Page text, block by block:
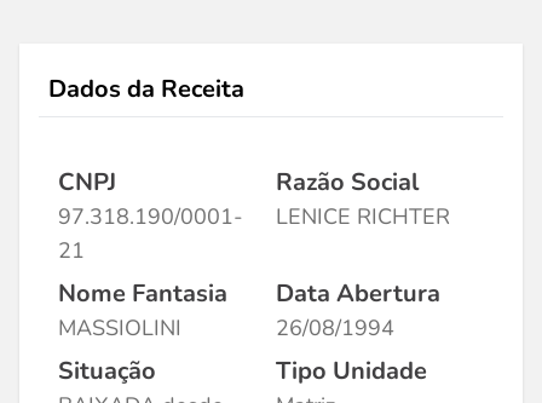
Dados da Receita
CNPJ
97.318.190/0001-
21
Razão Social
LENICE RICHTER
Nome Fantasia
MASSIOLINI
Data Abertura
26/08/1994
Situação Tipo Unidade